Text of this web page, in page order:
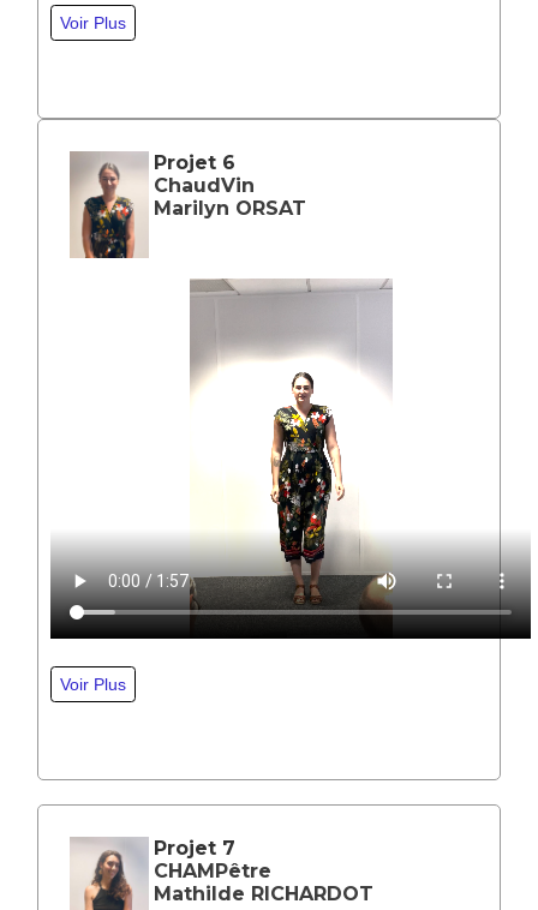
Projet 6
ChaudVin
Marilyn ORSAT
Projet 7
CHAMPêtre
Mathilde RICHARDOT